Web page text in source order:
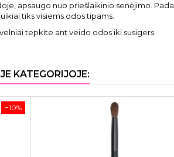
apsaugo nuo priešlaikinio senėjimo.
tiks visiems odos tipams.
tepkite ant veido odos iki susigers.
KATEGORIJOJE:
−10%